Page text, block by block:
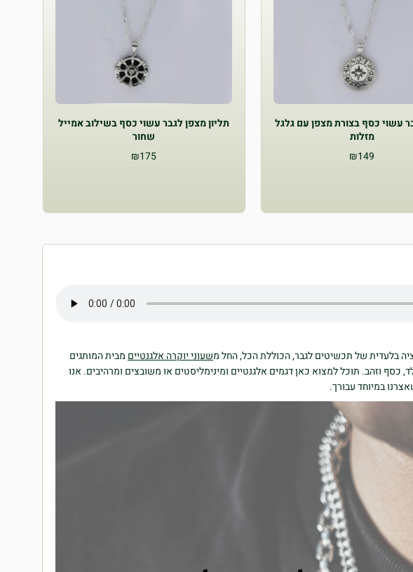
עשוי כסף בצורת מצפן עם גלגל
מזלות
₪149
תליון מצפן לגבר עשוי כסף בשילוב אמייל
שחור
₪175
בלעדית של תכשיטים לגבר, הכוללת הכל, החל משעוני יוקרה אלגנטייםמבית המותגים
וזהב. תוכל למצוא כאן דגמים אלגנטיים ומינימליסטים או משובצים ומרהיבים. אנו
במיוחד עבורך.